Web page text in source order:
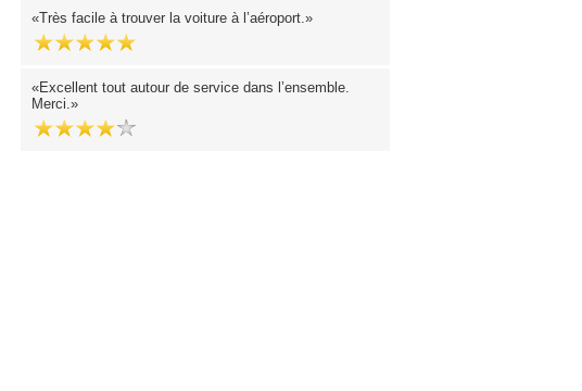
Très facile à trouver la voiture à l’aéroport.
Excellent tout autour de service dans l’ensemble.
Merci.